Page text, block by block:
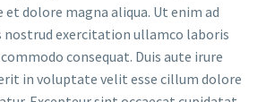
dolore magna aliqua. Ut enim ad
nostrud exercitation ullamco laboris
consequat. Duis aute irure
in voluptate velit esse cillum dolore